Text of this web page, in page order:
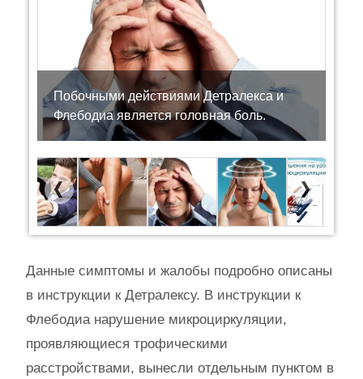
Побочными действиями Детралекса и
Флебодиа является головная боль.
Previous Next
Данные симптомы и жалобы подробно описаны
в инструкции к Детралексу. В инструкции к
Флебодиа нарушение микроциркуляции,
проявляющиеся трофическими
расстройствами, вынесли отдельным пунктом в